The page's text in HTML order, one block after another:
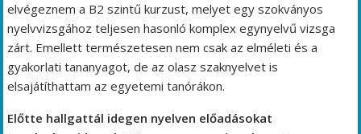
elvégeznem a B2 szintű kurzust, melyet egy szokványos
nyelvvizsgához teljesen hasonló komplex egynyelvű vizsga
zárt. Emellett természetesen nem csak az elméleti és a
gyakorlati tananyagot, de az olasz szaknyelvet is
elsajátíthattam az egyetemi tanórákon.
Előtte hallgattál idegen nyelven előadásokat